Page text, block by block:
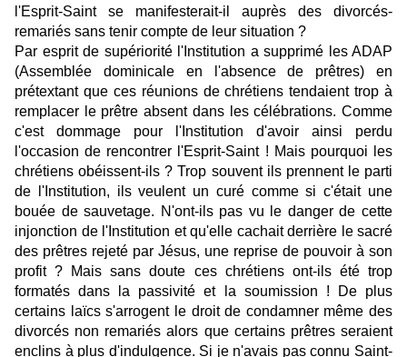
l'Esprit-Saint se manifesterait-il auprès des divorcés-
remariés sans tenir compte de leur situation ?
Par esprit de supériorité l'Institution a supprimé les ADAP
(Assemblée dominicale en l'absence de prêtres) en
prétextant que ces réunions de chrétiens tendaient trop à
remplacer le prêtre absent dans les célébrations. Comme
c'est dommage pour l'Institution d'avoir ainsi perdu
l'occasion de rencontrer l'Esprit-Saint ! Mais pourquoi les
chrétiens obéissent-ils ? Trop souvent ils prennent le parti
de l'Institution, ils veulent un curé comme si c'était une
bouée de sauvetage. N'ont-ils pas vu le danger de cette
injonction de l'Institution et qu'elle cachait derrière le sacré
des prêtres rejeté par Jésus, une reprise de pouvoir à son
profit ? Mais sans doute ces chrétiens ont-ils été trop
formatés dans la passivité et la soumission ! De plus
certains laïcs s'arrogent le droit de condamner même des
divorcés non remariés alors que certains prêtres seraient
enclins à plus d'indulgence. Si je n'avais pas connu Saint-